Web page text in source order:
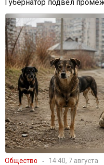
Губернатор подвёл
Общество 14:40, 7 августа